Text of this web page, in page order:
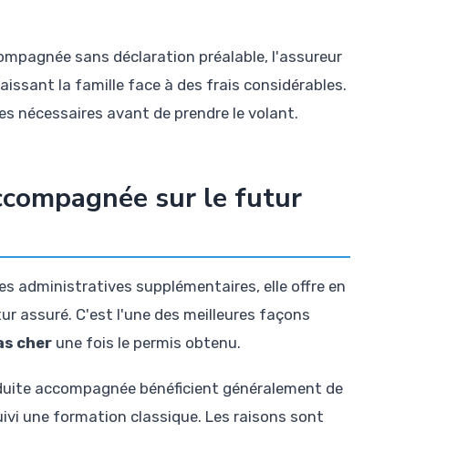
sans déclaration préalable, l'assureur
la famille face à des frais considérables.
nécessaires avant de prendre le volant.
sur le futur
administratives supplémentaires, elle offre en
assuré. C'est l'une des meilleures façons
cher une fois le permis obtenu.
accompagnée bénéficient généralement de
une formation classique. Les raisons sont